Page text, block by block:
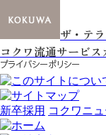
ザ・テ
コクワ流通サービス
新卒採用 コクワニ